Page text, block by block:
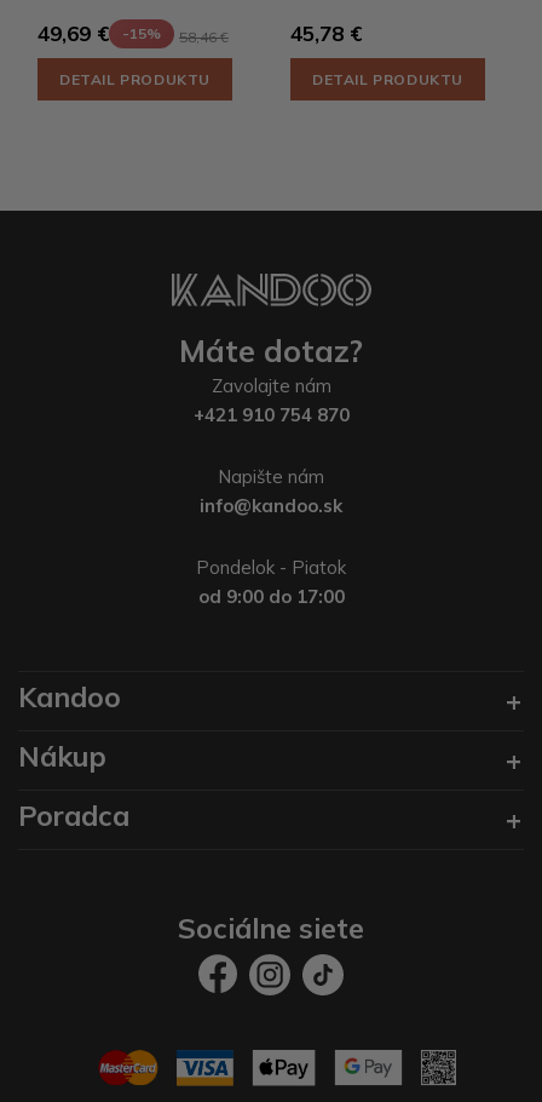
49,69 € -15% 58,46 €
DETAIL PRODUKTU
45,78 €
DETAIL PRODUKTU
Máte dotaz?
Zavolajte nám
+421 910 754 870
Napište nám
info@kandoo.sk
Pondelok - Piatok
od 9:00 do 17:00
Kandoo
Nákup
Poradca
Sociálne siete